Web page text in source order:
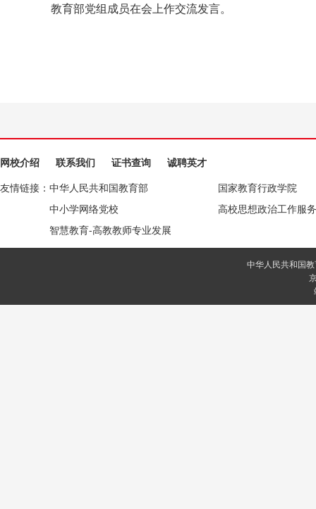
教育部党组成员在会上作交流发言。
网校介绍 联系我们 证书查询
诚聘英才
友情链接： 中华人民共和国教育部
国家教育行政学院
中小学网络党校
高校思想政治工作服
智慧教育-高教教师专业发展
中华人民共和国